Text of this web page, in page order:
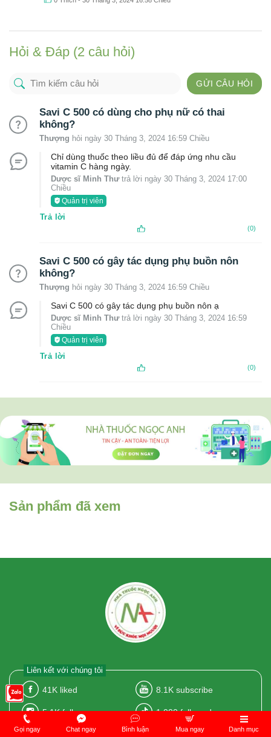
Hỏi & Đáp (2 câu hỏi)
GỬI CÂU HỎI
Savi C 500 có dùng cho phụ nữ có thai
không?
Thượng hỏi ngày 30 Tháng 3, 2024 16:59 Chiều
Chỉ dùng thuốc theo liều đủ để đáp ứng nhu cầu
vitamin C hàng ngày.
Dược sĩ Minh Thưtrả lời ngày 30 Tháng 3, 2024 17:00
Chiều
Quản trị viên
Trả lời
(0)
Savi C 500 có gây tác dụng phụ buồn nôn
không?
Thượng hỏi ngày 30 Tháng 3, 2024 16:59 Chiều
Savi C 500 có gây tác dụng phụ buồn nôn ạ
Dược sĩ Minh Thưtrả lời ngày 30 Tháng 3, 2024 16:59
Chiều
Quản trị viên
Trả lời
(0)
Sản phẩm đã xem
Liên kết với chúng tôi
41K liked 8.1K subscribe
5.1Kfollowers 1.000followed
followed followed
Gọi ngay Chat ngay Bình luận Mua ngay Danh mục